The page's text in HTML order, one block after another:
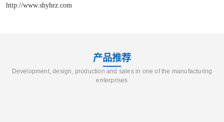
http://www.shyhrz.com
产品推荐
Development, design, production and sales in one of the manufacturing
enterprises